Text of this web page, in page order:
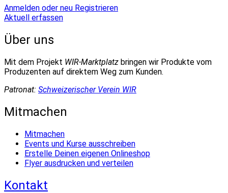
Anmelden oder neu Registrieren
Aktuell erfassen
Über uns
Mit dem Projekt WIR-Marktplatz bringen wir Produkte vom
Produzenten auf direktem Weg zum Kunden.
Patronat: Schweizerischer Verein WIR
Mitmachen
Mitmachen
Events und Kurse ausschreiben
Erstelle Deinen eigenen Onlineshop
Flyer ausdrucken und verteilen
Kontakt